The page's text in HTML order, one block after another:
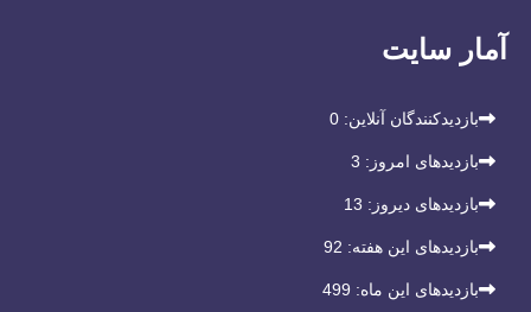
آمار سایت
بازدیدکنندگان آنلاین: 0
بازدیدهای امروز: 3
بازدیدهای دیروز: 13
بازدیدهای این هفته: 92
بازدیدهای این ماه: 499